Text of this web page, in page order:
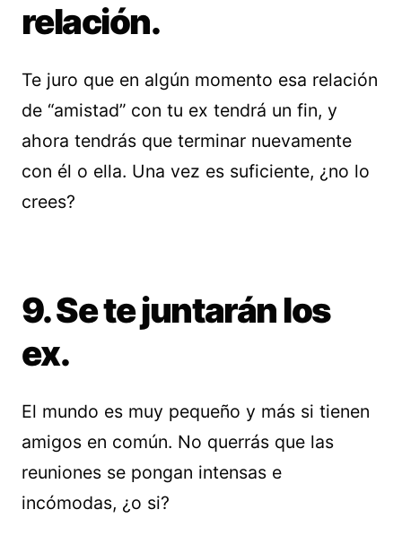
relación.
Te juro que en algún momento esa relación
de “amistad” con tu ex tendrá un fin, y
ahora tendrás que terminar nuevamente
con él o ella. Una vez es suficiente, ¿no lo
crees?
9. Se te juntarán los
ex.
El mundo es muy pequeño y más si tienen
amigos en común. No querrás que las
reuniones se pongan intensas e
incómodas, ¿o si?